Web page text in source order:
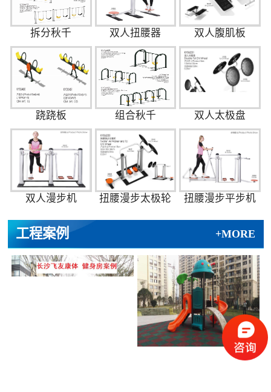
拆分秋千 双人扭腰器 双人腹肌板
跷跷板 组合秋千 双人太极盘
双人漫步机 扭腰漫步太极轮 扭腰漫步平步机
工程案例 +MORE